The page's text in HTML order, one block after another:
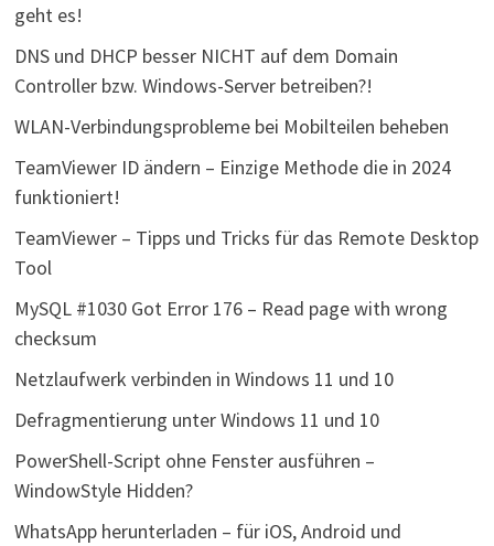
geht es!
DNS und DHCP besser NICHT auf dem Domain
Controller bzw. Windows-Server betreiben?!
WLAN-Verbindungsprobleme bei Mobilteilen beheben
TeamViewer ID ändern – Einzige Methode die in 2024
funktioniert!
TeamViewer – Tipps und Tricks für das Remote Desktop
Tool
MySQL #1030 Got Error 176 – Read page with wrong
checksum
Netzlaufwerk verbinden in Windows 11 und 10
Defragmentierung unter Windows 11 und 10
PowerShell-Script ohne Fenster ausführen –
WindowStyle Hidden?
WhatsApp herunterladen – für iOS, Android und